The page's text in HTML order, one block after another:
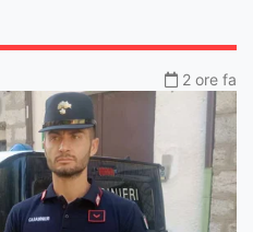
2 ore fa